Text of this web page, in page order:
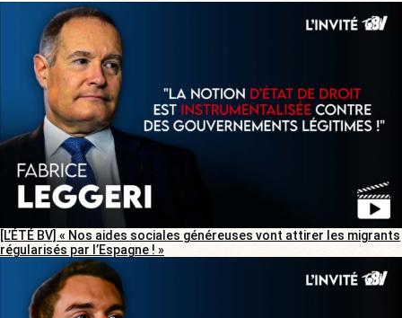
[L’ÉTÉ BV] « Nos aides sociales généreuses vont attirer les migrants
régularisés par l’Espagne ! »